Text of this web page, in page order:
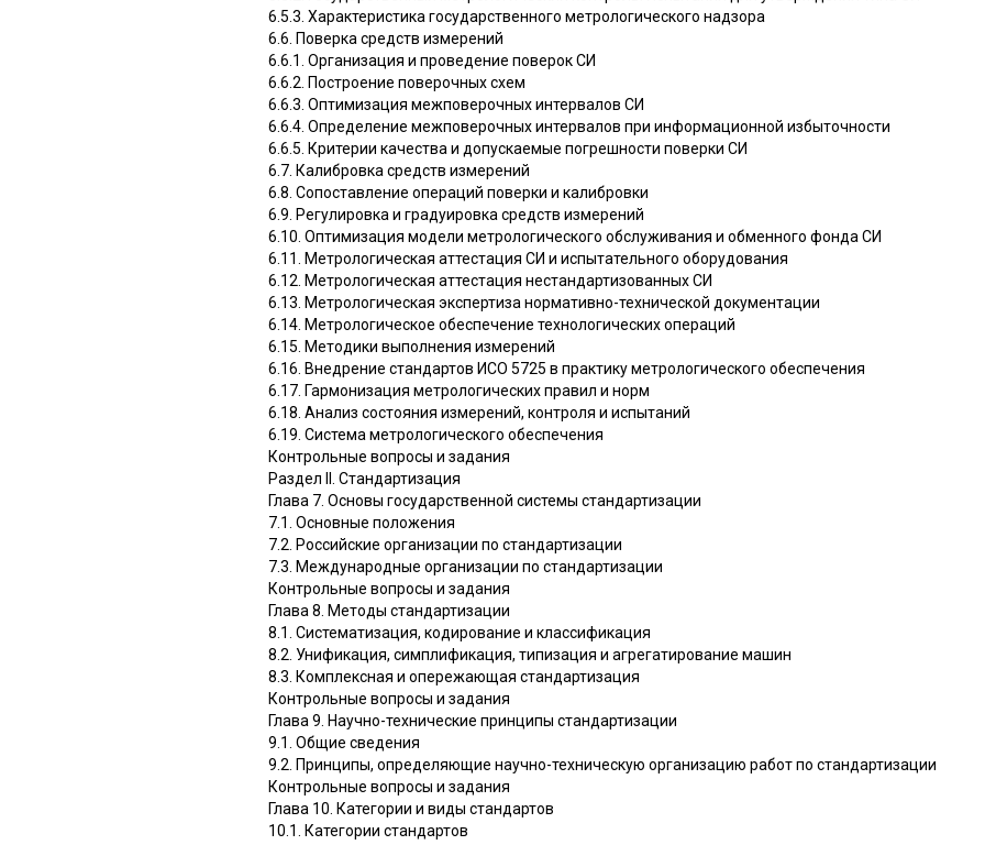
6.5.3. Характеристика государственного метрологического надзора
6.6. Поверка средств измерений
6.6.1. Организация и проведение поверок СИ
6.6.2. Построение поверочных схем
6.6.3. Оптимизация межповерочных интервалов СИ
6.6.4. Определение межповерочных интервалов при информационной избыточности
6.6.5. Критерии качества и допускаемые погрешности поверки СИ
6.7. Калибровка средств измерений
6.8. Сопоставление операций поверки и калибровки
6.9. Регулировка и градуировка средств измерений
6.10. Оптимизация модели метрологического обслуживания и обменного фонда СИ
6.11. Метрологическая аттестация СИ и испытательного оборудования
6.12. Метрологическая аттестация нестандартизованных СИ
6.13. Метрологическая экспертиза нормативно-технической документации
6.14. Метрологическое обеспечение технологических операций
6.15. Методики выполнения измерений
6.16. Внедрение стандартов ИСО 5725 в практику метрологического обеспечения
6.17. Гармонизация метрологических правил и норм
6.18. Анализ состояния измерений, контроля и испытаний
6.19. Система метрологического обеспечения
Контрольные вопросы и задания
Раздел II. Стандартизация
Глава 7. Основы государственной системы стандартизации
7.1. Основные положения
7.2. Российские организации по стандартизации
7.3. Международные организации по стандартизации
Контрольные вопросы и задания
Глава 8. Методы стандартизации
8.1. Систематизация, кодирование и классификация
8.2. Унификация, симплификация, типизация и агрегатирование машин
8.3. Комплексная и опережающая стандартизация
Контрольные вопросы и задания
Глава 9. Научно-технические принципы стандартизации
9.1. Общие сведения
9.2. Принципы, определяющие научно-техническую организацию работ по стандартизации
Контрольные вопросы и задания
Глава 10. Категории и виды стандартов
10.1. Категории стандартов